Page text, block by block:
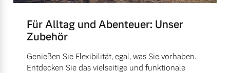
Für Alltag und Abenteuer: Unser
Zubehör
Genießen Sie Flexibilität, egal, was Sie vorhaben.
Entdecken Sie das vielseitige und funktionale